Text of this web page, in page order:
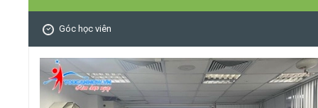
Góc học viên